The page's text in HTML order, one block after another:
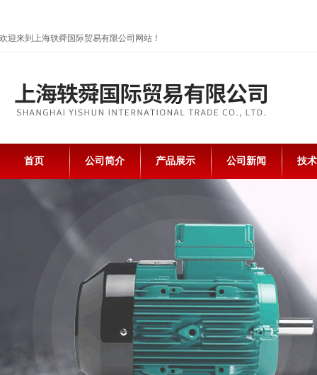
欢迎来到上海轶舜国际贸易有限公司网站！
首页 公司简介 产品展示 公司新闻 技